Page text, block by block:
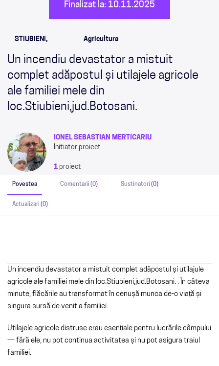
Finalizat la: 10.11.2025
STIUBIENI, Agricultura
Un incendiu devastator a mistuit
complet adăpostul și utilajele agricole
ale familiei mele din
loc.Stiubieni,jud.Botosani.
IONEL SEBASTIAN MERTICARIU
Initiator proiect
1 proiect
Povestea Comentarii (0) Sustinatori (0)
Actualizari (0)
Un incendiu devastator a mistuit complet adăpostul și utilajule
agricole ale familiei mele din loc.Stiubieni,jud.Botosani. . În câteva
minute, flăcările au transformat în cenușă munca de-o viață și
singura sursă de venit a familiei.
Utilajele agricole distruse erau esențiale pentru lucrările câmpului
— fără ele, nu pot continua activitatea și nu pot asigura traiul
familiei.